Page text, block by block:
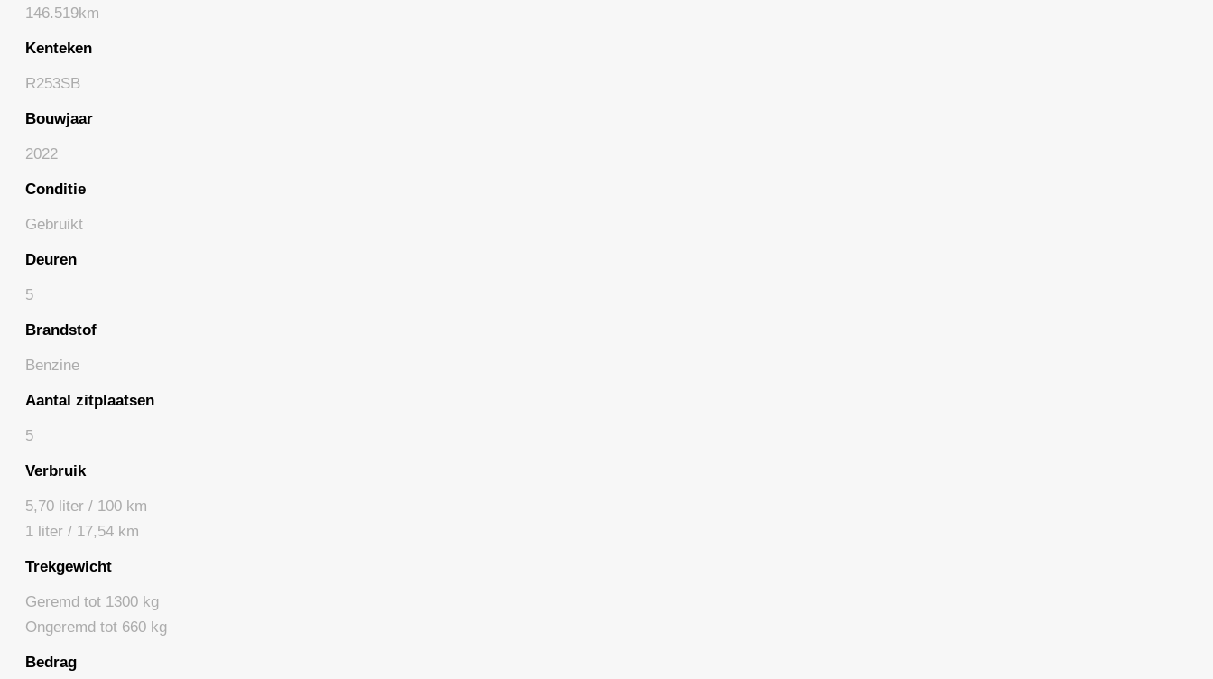
146.519km
Kenteken
R253SB
Bouwjaar
2022
Conditie
Gebruikt
Deuren
5
Brandstof
Benzine
Aantal zitplaatsen
5
Verbruik
5,70 liter / 100 km
1 liter / 17,54 km
Trekgewicht
Geremd tot 1300 kg
Ongeremd tot 660 kg
Bedrag